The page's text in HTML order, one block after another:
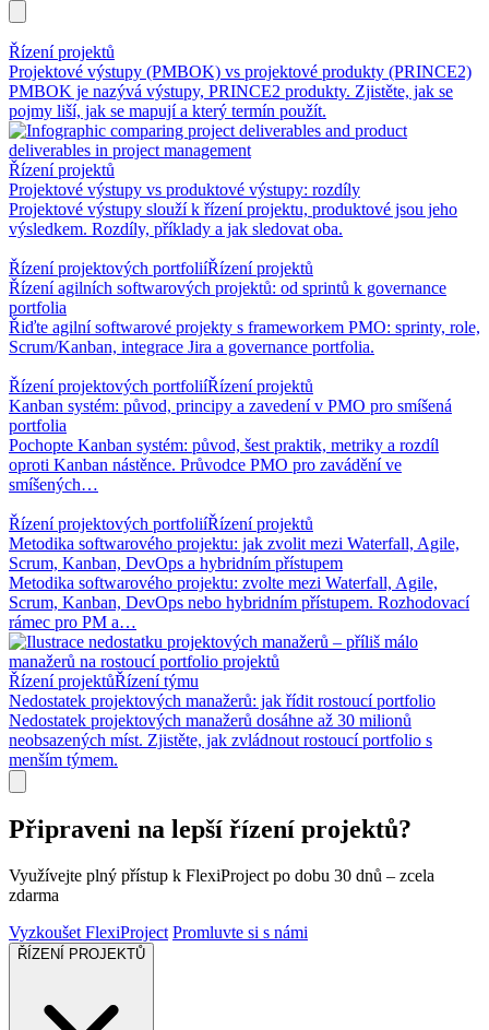
Řízení projektů
Projektové výstupy (PMBOK) vs projektové produkty (PRINCE2)
PMBOK je nazývá výstupy, PRINCE2 produkty. Zjistěte, jak se
pojmy liší, jak se mapují a který termín použít.
Řízení projektů
Projektové výstupy vs produktové výstupy: rozdíly
Projektové výstupy slouží k řízení projektu, produktové jsou jeho
výsledkem. Rozdíly, příklady a jak sledovat oba.
Řízení projektových portfoliíŘízení projektů
Řízení agilních softwarových projektů: od sprintů k governance
portfolia
Řiďte agilní softwarové projekty s frameworkem PMO: sprinty, role,
Scrum/Kanban, integrace Jira a governance portfolia.
Řízení projektových portfoliíŘízení projektů
Kanban systém: původ, principy a zavedení v PMO pro smíšená
portfolia
Pochopte Kanban systém: původ, šest praktik, metriky a rozdíl
oproti Kanban nástěnce. Průvodce PMO pro zavádění ve
smíšených…
Řízení projektových portfoliíŘízení projektů
Metodika softwarového projektu: jak zvolit mezi Waterfall, Agile,
Scrum, Kanban, DevOps a hybridním přístupem
Metodika softwarového projektu: zvolte mezi Waterfall, Agile,
Scrum, Kanban, DevOps nebo hybridním přístupem. Rozhodovací
rámec pro PM a…
Řízení projektůŘízení týmu
Nedostatek projektových manažerů: jak řídit rostoucí portfolio
Nedostatek projektových manažerů dosáhne až 30 milionů
neobsazených míst. Zjistěte, jak zvládnout rostoucí portfolio s
menším týmem.
Připraveni na lepší řízení projektů?
Využívejte plný přístup k FlexiProject po dobu 30 dnů – zcela
zdarma
Vyzkoušet FlexiProject Promluvte si s námi
ŘÍZENÍ PROJEKTŮ